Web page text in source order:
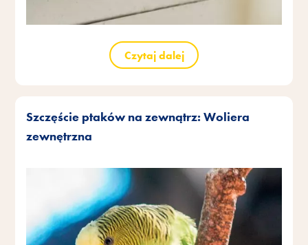
Czytaj dalej
Szczęście ptaków na zewnątrz: Woliera
zewnętrzna